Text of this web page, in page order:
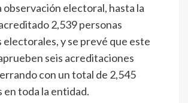
observación electoral, hasta la
2,539 personas
electorales, y se prevé que este
seis acreditaciones
con un total de 2,545
en toda la entidad.